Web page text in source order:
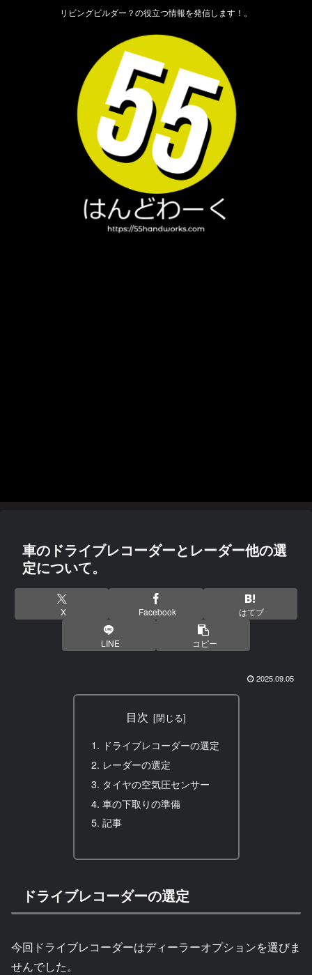
リビングビルダー？の役立つ情報を発信します！。
車のドライブレコーダーとレーダー他の選
定について。
X Facebook はてブ
LINE コピー
2025.09.05
目次
ドライブレコーダーの選定
レーダーの選定
タイヤの空気圧センサー
車の下取りの準備
記事
ドライブレコーダーの選定
今回ドライブレコーダーはディーラーオプションを選びま
せんでした。